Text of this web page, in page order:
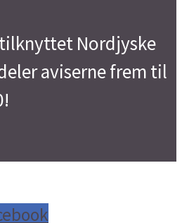
Nordjyske
aviserne frem til